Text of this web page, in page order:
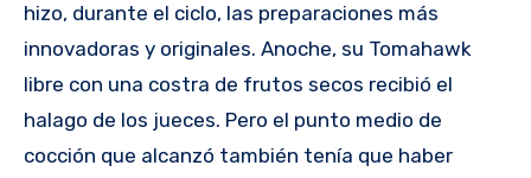
hizo, durante el ciclo, las preparaciones más
innovadoras y originales. Anoche, su Tomahawk
libre con una costra de frutos secos recibió el
halago de los jueces. Pero el punto medio de
cocción que alcanzó también tenía que haber